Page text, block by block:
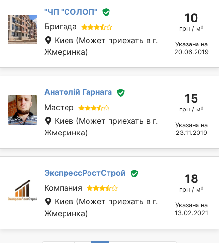
"ЧП "СОЛОП"
Бригада
Киев (Может приехать в г.
Жмеринка)
10
грн / м²
Указана на
20.06.2019
Анатолій Гарнага
Мастер
Киев (Может приехать в г.
Жмеринка)
15
грн / м²
Указана на
23.11.2019
ЭкспрессРостСтрой
Компания
Киев (Может приехать в г.
Жмеринка)
18
грн / м²
Указана на
13.02.2021